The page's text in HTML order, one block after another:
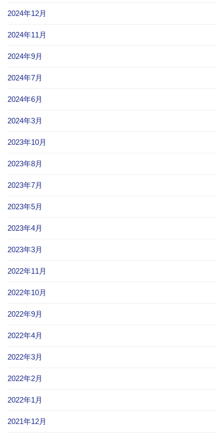
2024年12月
2024年11月
2024年9月
2024年7月
2024年6月
2024年3月
2023年10月
2023年8月
2023年7月
2023年5月
2023年4月
2023年3月
2022年11月
2022年10月
2022年9月
2022年4月
2022年3月
2022年2月
2022年1月
2021年12月